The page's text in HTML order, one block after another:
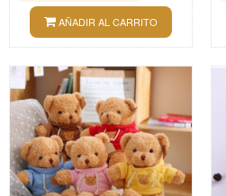
AÑADIR AL CARRITO